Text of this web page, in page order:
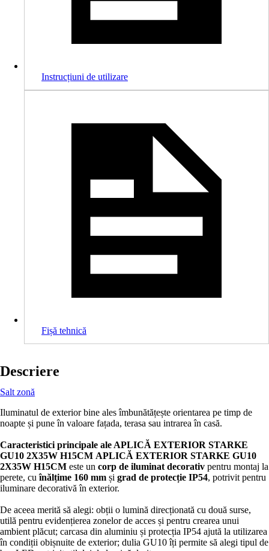
Instrucțiuni de utilizare
Fișă tehnică
Descriere
Salt zonă
Iluminatul de exterior bine ales îmbunătățește orientarea pe timp de
noapte și pune în valoare fațada, terasa sau intrarea în casă.
Caracteristici principale ale APLICĂ EXTERIOR STARKE
GU10 2X35W H15CM APLICĂ EXTERIOR STARKE GU10
2X35W H15CM este un corp de iluminat decorativ pentru montaj la
perete, cuînălțime 160 mm și grad de protecție IP54, potrivit pentru
iluminare decorativă în exterior.
De aceea merită să alegi: obții o lumină direcționată cu două surse,
utilă pentru evidențierea zonelor de acces și pentru crearea unui
ambient plăcut; carcasa din aluminiu și protecția IP54 ajută la utilizarea
în condiții obișnuite de exterior; dulia GU10 îți permite să alegi tipul de